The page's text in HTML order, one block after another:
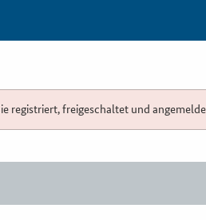
registriert, freigeschaltet und